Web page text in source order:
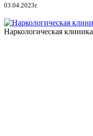
03.04.2023г.
Наркологическая клиника